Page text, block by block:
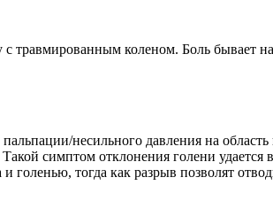
коленом. Боль бывает
несильного давления на
симптом отклонения голени
тогда как разрыв позволят